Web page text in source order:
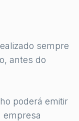
sempre
antes do
poderá emitir
empresa